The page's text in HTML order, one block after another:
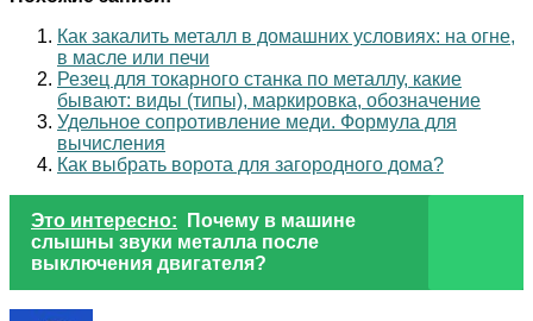
Как закалить металл в домашних условиях: на огне,
в масле или печи
Резец для токарного станка по металлу, какие
бывают: виды (типы), маркировка, обозначение
Удельное сопротивление меди. Формула для
вычисления
Как выбрать ворота для загородного дома?
Это интересно:
Почему в машине
слышны звуки металла после
выключения двигателя?